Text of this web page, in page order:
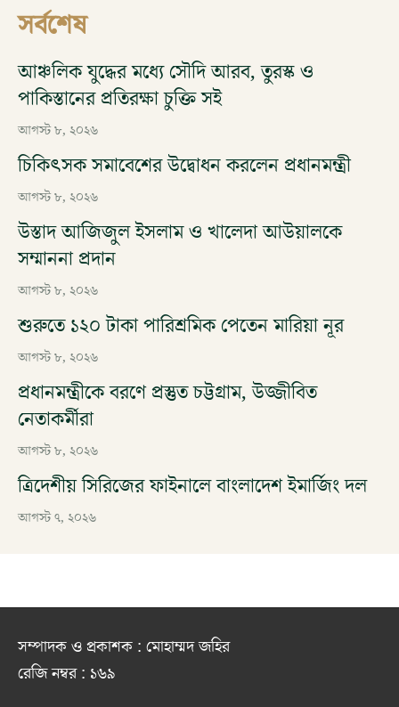
সর্বশেষ
আঞ্চলিক যুদ্ধের মধ্যে সৌদি আরব, তুরস্ক ও
পাকিস্তানের প্রতিরক্ষা চুক্তি সই
আগস্ট ৮, ২০২৬
চিকিৎসক সমাবেশের উদ্বোধন করলেন প্রধানমন্ত্রী
আগস্ট ৮, ২০২৬
উস্তাদ আজিজুল ইসলাম ও খালেদা আউয়ালকে
সম্মাননা প্রদান
আগস্ট ৮, ২০২৬
শুরুতে ১২০ টাকা পারিশ্রমিক পেতেন মারিয়া নূর
আগস্ট ৮, ২০২৬
প্রধানমন্ত্রীকে বরণে প্রস্তুত চট্টগ্রাম, উজ্জীবিত
নেতাকর্মীরা
আগস্ট ৮, ২০২৬
ত্রিদেশীয় সিরিজের ফাইনালে বাংলাদেশ ইমার্জিং দল
আগস্ট ৭, ২০২৬
সম্পাদক ও প্রকাশক : মোহাম্মদ জহির
রেজি নম্বর : ১৬৯